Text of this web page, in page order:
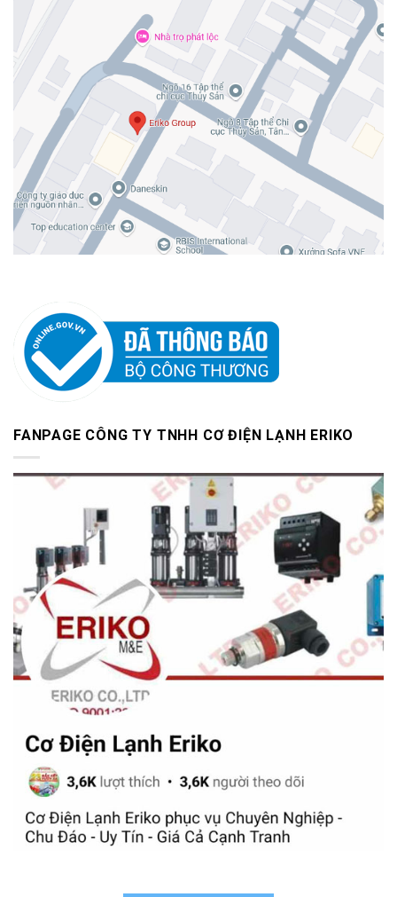
FANPAGE CÔNG TY TNHH CƠ ĐIỆN LẠNH ERIKO